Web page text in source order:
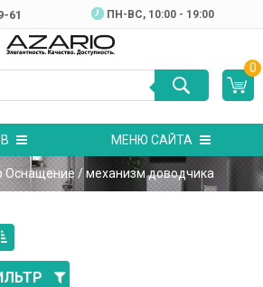
61 ПН-ВC, 10:00 - 19:00
0
МЕНЮ САЙТА
Оснащение / механизм доводчика